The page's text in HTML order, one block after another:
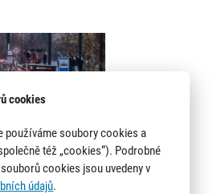
cookies
používáme soubory cookies a
též „cookies“). Podrobné
cookies jsou uvedeny v
údajů.